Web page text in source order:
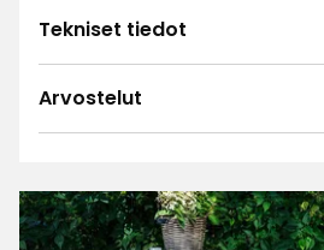
Tekniset tiedot
Arvostelut
4.4
28 arvostelua
3 ☆
2 ☆
1 ☆